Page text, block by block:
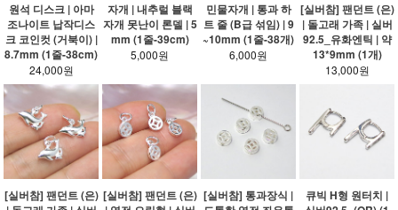
원석 디스크 | 아마
조나이트 납작디스
크 코인컷 (거북이) |
8.7mm (1줄-38cm)
24,000원
자개 | 내추럴 블랙
자개 못난이 론델 | 5
mm (1줄-39cm)
5,000원
민물자개 | 통과 하
트 줄 (B급 섞임) | 9
~10mm (1줄-38개)
6,000원
[실버참] 팬던트 (은)
| 돌고래 가족 | 실버
92.5_유화엔틱 | 약
13*9mm (1개)
13,000원
[실버참] 팬던트 (은) [실버참] 팬던트 (은) [실버참] 통과장식 |
큐빅 H형 원터치 |